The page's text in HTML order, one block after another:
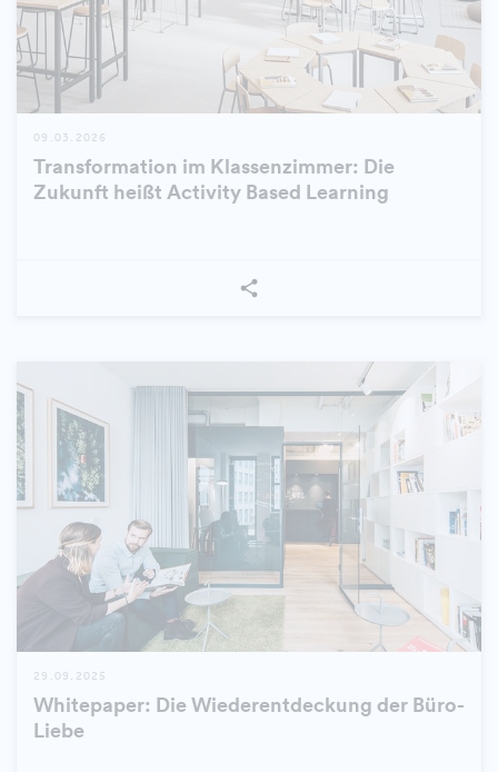
09.03.2026
Transformation im Klassenzimmer: Die
Zukunft heißt Activity Based Learning
29.09.2025
Whitepaper: Die Wiederentdeckung der Büro-
Liebe